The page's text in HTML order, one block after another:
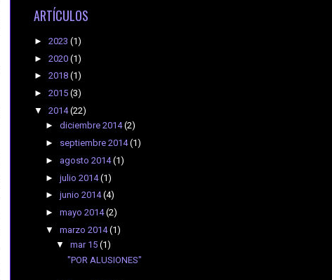
ARTÍCULOS
► 2023 (1)
► 2020 (1)
► 2018 (1)
► 2015 (3)
▼ 2014(22)
► diciembre 2014(2)
► septiembre 2014(1)
► agosto 2014(1)
► julio 2014(1)
► junio 2014(4)
► mayo 2014(2)
▼ marzo 2014(1)
▼mar 15(1)
"POR ALUSIONES"